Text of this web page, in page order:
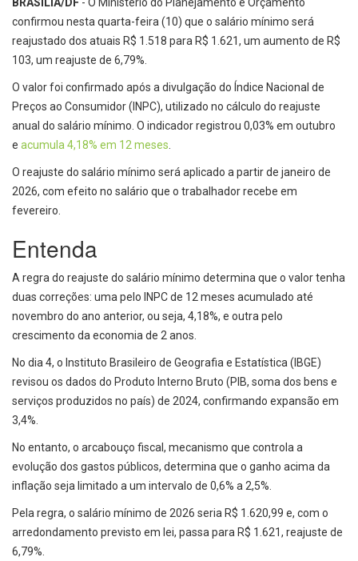
confirmou nesta quarta-feira (10) que o salário mínimo será
reajustado dos atuais R$ 1.518 para R$ 1.621, um aumento de R$
103, um reajuste de 6,79%.
O valor foi confirmado após a divulgação do Índice Nacional de
Preços ao Consumidor (INPC), utilizado no cálculo do reajuste
anual do salário mínimo. O indicador registrou 0,03% em outubro
e acumula 4,18% em 12 meses
O reajuste do salário mínimo será aplicado a partir de janeiro de
2026, com efeito no salário que o trabalhador recebe em
fevereiro.
Entenda
A regra do reajuste do salário mínimo determina que o valor tenha
duas correções: uma pelo INPC de 12 meses acumulado até
novembro do ano anterior, ou seja, 4,18%, e outra pelo
crescimento da economia de 2 anos.
No dia 4, o Instituto Brasileiro de Geografia e Estatística (IBGE)
revisou os dados do Produto Interno Bruto (PIB, soma dos bens e
serviços produzidos no país) de 2024, confirmando expansão em
3,4%.
No entanto, o arcabouço fiscal, mecanismo que controla a
evolução dos gastos públicos, determina que o ganho acima da
inflação seja limitado a um intervalo de 0,6% a 2,5%.
Pela regra, o salário mínimo de 2026 seria R$ 1.620,99 e, com o
arredondamento previsto em lei, passa para R$ 1.621, reajuste de
6,79%.